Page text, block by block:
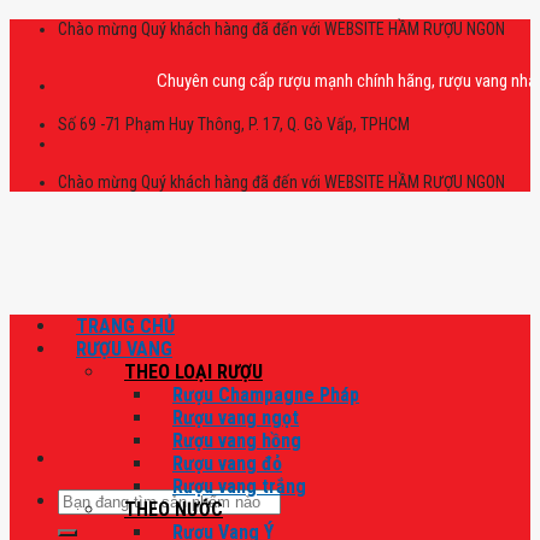
Skip
Chào mừng Quý khách hàng đã đến với WEBSITE HẦM RƯỢU NGON
Chuyên cung cấp rượu mạnh chính hãng, rượu vang nhập
Số 69 -71 Phạm Huy Thông, P. 17, Q. Gò Vấp, TPHCM
Chào mừng Quý khách hàng đã đến với WEBSITE HẦM RƯỢU NGON
Tìm
kiếm:
TRANG CHỦ
RƯỢU VANG
THEO LOẠI RƯỢU
Rượu Champagne Pháp
Rượu vang ngọt
Rượu vang hồng
Rượu vang đỏ
Rượu vang trắng
THEO NƯỚC
Rượu Vang Ý